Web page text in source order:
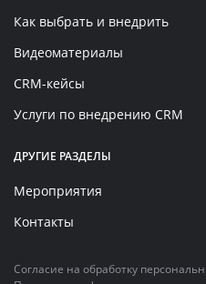
Как выбрать и внедрить
Видеоматериалы
CRM-кейсы
Услуги по внедрению CRM
ДРУГИЕ РАЗДЕЛЫ
Мероприятия
Контакты
Согласие на обработку